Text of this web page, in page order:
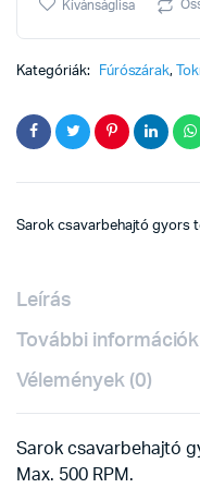
quantity
Kívánságlisa
Kategóriák: Fúrószárak,
Sarok csavarbehajtó gyors
Leírás
További információk
Vélemények (0)
Sarok csavarbehajtó
Max. 500 RPM.